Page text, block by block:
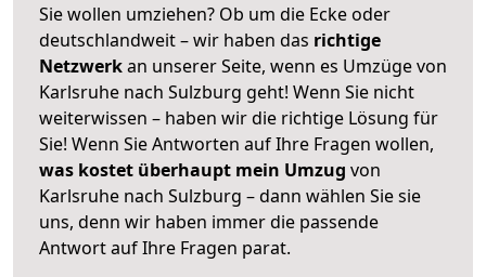
Sie wollen umziehen? Ob um die Ecke oder
deutschlandweit – wir haben das richtige
Netzwerkan unserer Seite, wenn es Umzüge von
Karlsruhe nach Sulzburg geht! Wenn Sie nicht
weiterwissen – haben wir die richtige Lösung für
Sie! Wenn Sie Antworten auf Ihre Fragen wollen,
was kostet überhaupt mein Umzug von
Karlsruhe nach Sulzburg – dann wählen Sie sie
uns, denn wir haben immer die passende
Antwort auf Ihre Fragen parat.